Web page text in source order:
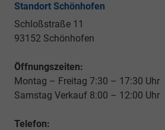
Standort Schönhofen
Schloßstraße 11
93152 Schönhofen
Öffnungszeiten:
Montag – Freitag 7:30 – 17:30 Uhr
Samstag Verkauf 8:00 – 12:00 Uhr
Telefon: